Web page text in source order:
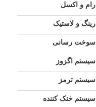
رام و اکسل
رینگ و لاستیک
سوخت رسانی
سیستم اگزوز
سیستم ترمز
سیستم خنک کننده